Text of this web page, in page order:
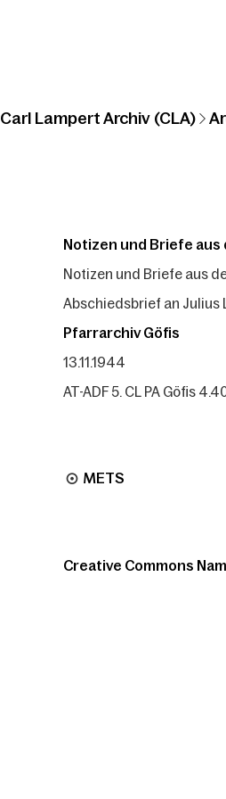
Carl Lampert Archiv (CLA)
Notizen und Briefe aus
Notizen und Briefe aus
Abschiedsbrief an Julius
Pfarrarchiv Göfis
13.11.1944
AT-ADF 5. CL PA Göfis
METS
Creative Commons